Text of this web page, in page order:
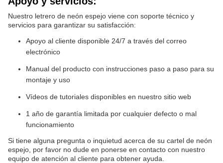
Nuestro letrero de neón espejo viene con soporte técnico y
servicios para garantizar su satisfacción:
Apoyo al cliente disponible 24/7 a través del correo
electrónico
Manual del producto con instrucciones paso a paso para su
montaje y uso
Vídeos de tutoriales disponibles en nuestro sitio web
1 año de garantía limitada por cualquier defecto o mal
funcionamiento
Si tiene alguna pregunta o inquietud acerca de su cartel de neón
espejo, por favor no dude en ponerse en contacto con nuestro
equipo de atención al cliente para obtener ayuda.